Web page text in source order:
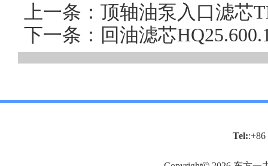
上一条：顶轴油泵入口滤芯
下一条：回油滤芯
Tel::+86